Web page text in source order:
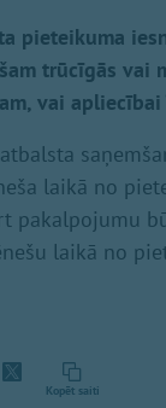
pieteikuma
trūcīgās vai
vai apliecībai
laikā no
pakalpojumu
laikā no
Kopēt saiti